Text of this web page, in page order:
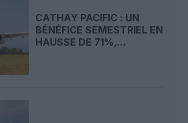
CATHAY PACIFIC : UN
BÉNÉFICE SEMESTRIEL EN
HAUSSE DE 71%,...